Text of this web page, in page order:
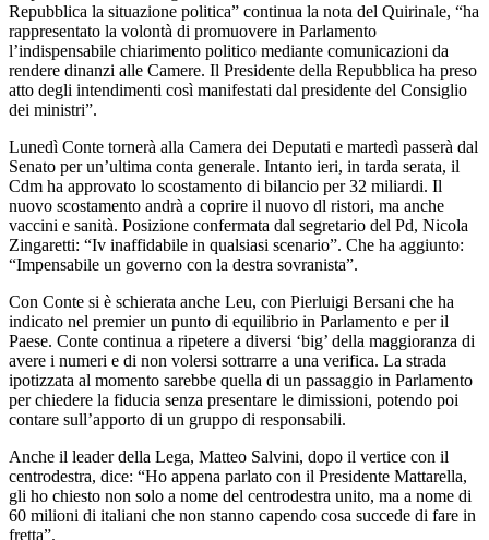
Repubblica la situazione politica” continua la nota del Quirinale, “ha
rappresentato la volontà di promuovere in Parlamento
l’indispensabile chiarimento politico mediante comunicazioni da
rendere dinanzi alle Camere. Il Presidente della Repubblica ha preso
atto degli intendimenti così manifestati dal presidente del Consiglio
dei ministri”.
Lunedì Conte tornerà alla Camera dei Deputati e martedì passerà dal
Senato per un’ultima conta generale. Intanto ieri, in tarda serata, il
Cdm ha approvato lo scostamento di bilancio per 32 miliardi. Il
nuovo scostamento andrà a coprire il nuovo dl ristori, ma anche
vaccini e sanità. Posizione confermata dal segretario del Pd, Nicola
Zingaretti: “Iv inaffidabile in qualsiasi scenario”. Che ha aggiunto:
“Impensabile un governo con la destra sovranista”.
Con Conte si è schierata anche Leu, con Pierluigi Bersani che ha
indicato nel premier un punto di equilibrio in Parlamento e per il
Paese. Conte continua a ripetere a diversi ‘big’ della maggioranza di
avere i numeri e di non volersi sottrarre a una verifica. La strada
ipotizzata al momento sarebbe quella di un passaggio in Parlamento
per chiedere la fiducia senza presentare le dimissioni, potendo poi
contare sull’apporto di un gruppo di responsabili.
Anche il leader della Lega, Matteo Salvini, dopo il vertice con il
centrodestra, dice: “Ho appena parlato con il Presidente Mattarella,
gli ho chiesto non solo a nome del centrodestra unito, ma a nome di
60 milioni di italiani che non stanno capendo cosa succede di fare in
fretta”.